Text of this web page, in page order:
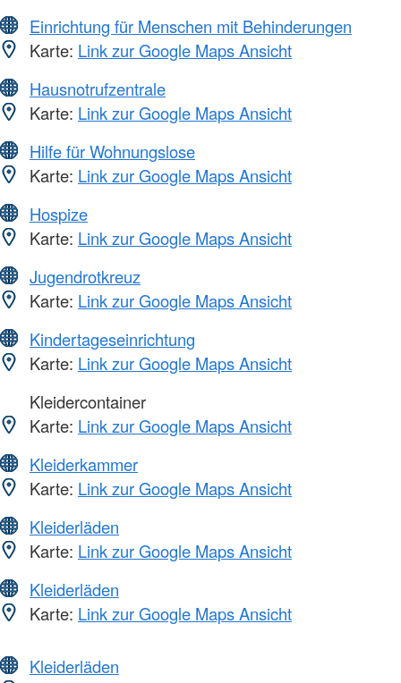
Einrichtung für Menschen mit Behinderungen
Karte: Link zur Google Maps Ansicht
Hausnotrufzentrale
Karte: Link zur Google Maps Ansicht
Hilfe für Wohnungslose
Karte: Link zur Google Maps Ansicht
Hospize
Karte: Link zur Google Maps Ansicht
Jugendrotkreuz
Karte: Link zur Google Maps Ansicht
Kindertageseinrichtung
Karte: Link zur Google Maps Ansicht
Kleidercontainer
Karte: Link zur Google Maps Ansicht
Kleiderkammer
Karte: Link zur Google Maps Ansicht
Kleiderläden
Karte: Link zur Google Maps Ansicht
Kleiderläden
Karte: Link zur Google Maps Ansicht
Kleiderläden